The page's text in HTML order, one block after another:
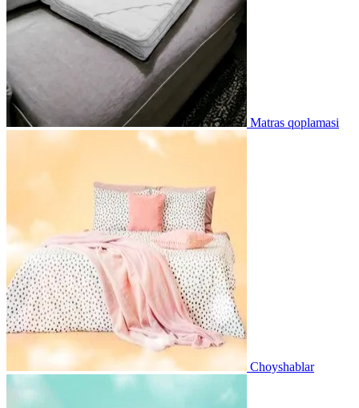
Matras qoplamasi
Choyshablar